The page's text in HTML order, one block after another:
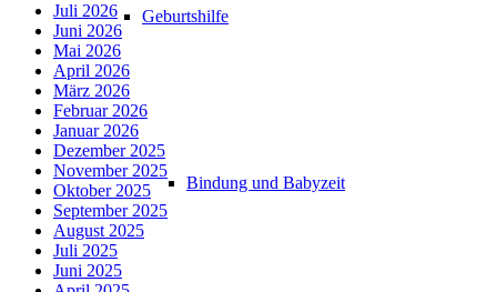
Geburtshilfe
Bindung und Babyzeit
Juli 2026
Juni 2026
Mai 2026
April 2026
März 2026
Februar 2026
Januar 2026
Dezember 2025
November 2025
Oktober 2025
September 2025
August 2025
Juli 2025
Juni 2025